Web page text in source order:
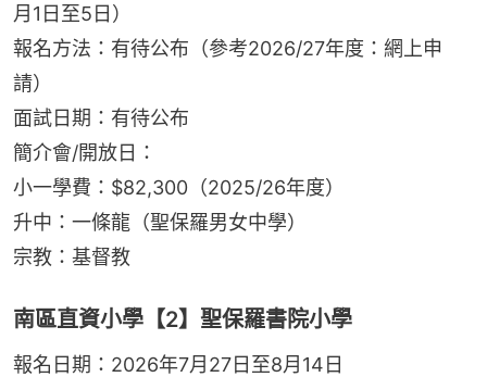
月1日至5日）
報名方法：有待公布（參考2026/27年度：網上申
請）
面試日期：有待公布
簡介會/開放日：
小一學費：$82,300（2025/26年度）
升中：一條龍（聖保羅男女中學）
宗教：基督教
南區直資小學【2】聖保羅書院小學
報名日期：2026年7月27日至8月14日